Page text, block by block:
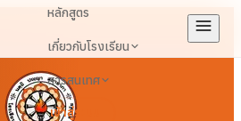
หลักสูตร
เกี่ยวกับโรงเรียน
สารสนเทศ
เข้าสู่ระบบ